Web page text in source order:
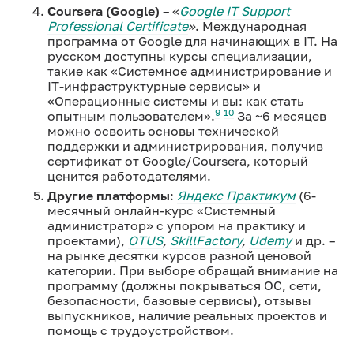
Coursera (Google) – «Google IT Support
Professional Certificate». Международная
программа от Google для начинающих в IT. На
русском доступны курсы специализации,
такие как «Системное администрирование и
IT-инфраструктурные сервисы» и
«Операционные системы и вы: как стать
опытным пользователем».9 10 За ~6 месяцев
можно освоить основы технической
поддержки и администрирования, получив
сертификат от Google/Coursera, который
ценится работодателями.
Другие платформы: Яндекс Практикум(6-
месячный онлайн-курс «Системный
администратор» с упором на практику и
проектами), OTUS, SkillFactory, Udemyи др. –
на рынке десятки курсов разной ценовой
категории. При выборе обращай внимание на
программу (должны покрываться ОС, сети,
безопасности, базовые сервисы), отзывы
выпускников, наличие реальных проектов и
помощь с трудоустройством.